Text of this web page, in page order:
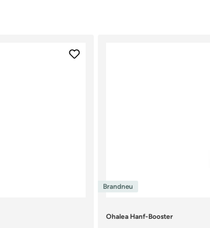
Brandneu
Ohalea Hanf-Booster